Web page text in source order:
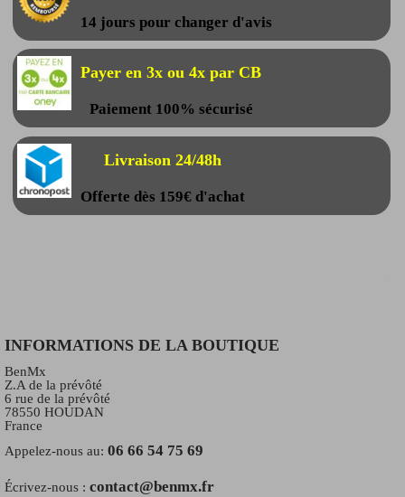
14 jours pour changer d'avis
Payer en 3x ou 4x par CB
Paiement 100% sécurisé
Livraison 24/48h
Offerte dès 159€ d'achat
INFORMATIONS DE LA BOUTIQUE
BenMx
Z.A de la prévôté
6 rue de la prévôté
78550 HOUDAN
France
Appelez-nous au: 06 66 54 75 69
Écrivez-nous : contact@benmx.fr